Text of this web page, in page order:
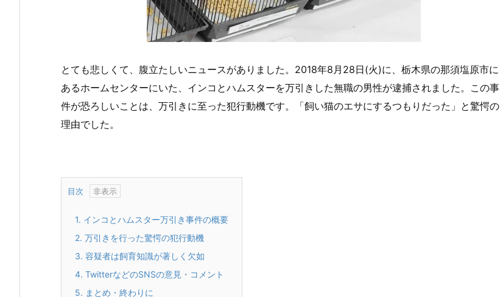
とても悲しくて、腹立たしいニュースがありました。2018年8月28日(火)に、栃木県の那須塩原市に
あるホームセンターにいた、インコとハムスターを万引きした無職の男性が逮捕されました。この事
件が恐ろしいことは、万引きに至った犯行動機です。「飼い猫のエサにするつもりだった」と驚愕の
理由でした。
目次
1. インコとハムスター万引き事件の概要
2. 万引きを行った驚愕の犯行動機
3. 容疑者は飼育知識が著しく欠如
4. TwitterなどのSNSの意見・コメント
5. まとめ・終わりに